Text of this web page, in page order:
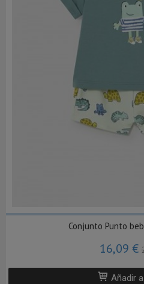
Conjunto Punto
16,09 €
Añadir